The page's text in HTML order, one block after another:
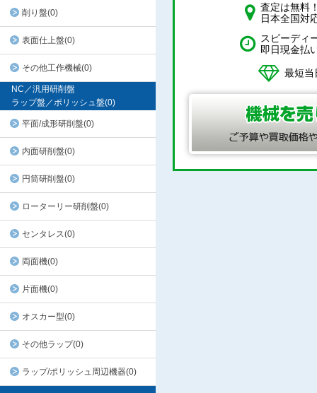
削り盤(0)
表面仕上盤(0)
その他工作機械(0)
NC／汎用研削盤
ラップ盤／ポリッシュ盤(0)
平面/成形研削盤(0)
内面研削盤(0)
円筒研削盤(0)
ローターリー研削盤(0)
センタレス(0)
両面機(0)
片面機(0)
オスカー型(0)
その他ラップ(0)
ラップ/ポリッシュ周辺機器(0)
査定は無料
日本全国対
スピーディ
即日現金払
最短当